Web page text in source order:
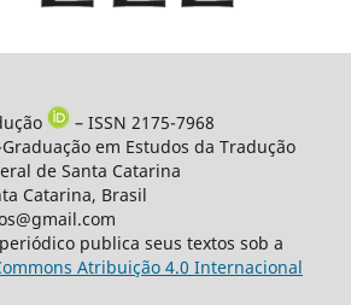
– ISSN 2175-7968
em Estudos da Tradução
de Santa Catarina
Catarina, Brasil
publica seus textos sob a
Atribuição 4.0 Internacional